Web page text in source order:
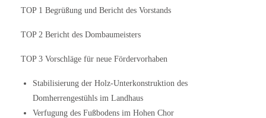
TOP 1 Begrüßung und Bericht des Vorstands
TOP 2 Bericht des Dombaumeisters
TOP 3 Vorschläge für neue Fördervorhaben
Stabilisierung der Holz-Unterkonstruktion des
Domherrengestühls im Landhaus
Verfugung des Fußbodens im Hohen Chor